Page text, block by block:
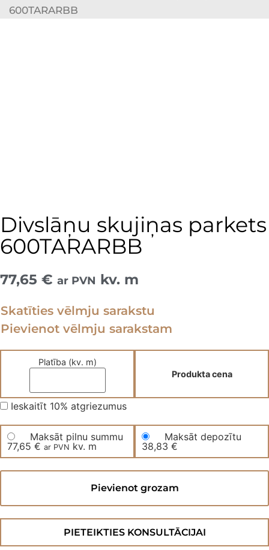
600TARARBB
Divslāņu skujiņas parkets
600TARARBB
77,65 € ar PVN kv. m
Skatīties vēlmju sarakstu
Pievienot vēlmju sarakstam
Platība (kv. m)
Produkta cena
Ieskaitīt 10% atgriezumus
Maksāt pilnu summu
77,65 € ar PVN kv. m
Maksāt depozītu
38,83 €
Divslāņu
600TARARBB
Pievienot grozam
PIETEIKTIES KONSULTĀCIJAI